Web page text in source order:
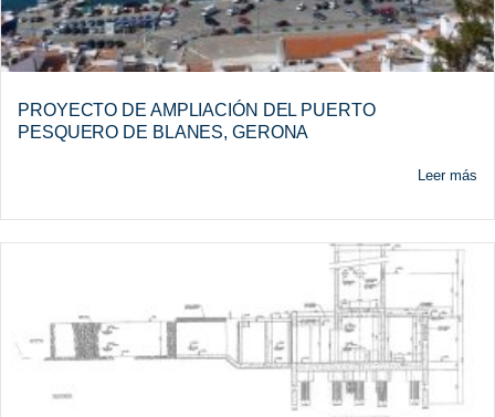
PROYECTO DE AMPLIACIÓN DEL PUERTO
PESQUERO DE BLANES, GERONA
Leer más